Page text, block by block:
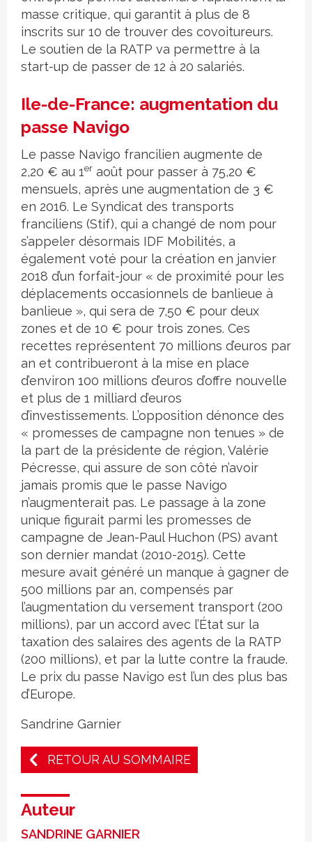
masse critique, qui garantit à plus de 8
inscrits sur 10 de trouver des covoitureurs.
Le soutien de la RATP va permettre à la
start-up de passer de 12 à 20 salariés.
Ile-de-France: augmentation du
passe Navigo
Le passe Navigo francilien augmente de
2,20 € au 1er août pour passer à 75,20 €
mensuels, après une augmentation de 3 €
en 2016. Le Syndicat des transports
franciliens (Stif), qui a changé de nom pour
s’appeler désormais IDF Mobilités, a
également voté pour la création en janvier
2018 d’un forfait-jour « de proximité pour les
déplacements occasionnels de banlieue à
banlieue », qui sera de 7,50 € pour deux
zones et de 10 € pour trois zones. Ces
recettes représentent 70 millions d’euros par
an et contribueront à la mise en place
d’environ 100 millions d’euros d’offre nouvelle
et plus de 1 milliard d’euros
d’investissements. L’opposition dénonce des
« promesses de campagne non tenues » de
la part de la présidente de région, Valérie
Pécresse, qui assure de son côté n’avoir
jamais promis que le passe Navigo
n’augmenterait pas. Le passage à la zone
unique figurait parmi les promesses de
campagne de Jean-Paul Huchon (PS) avant
son dernier mandat (2010-2015). Cette
mesure avait généré un manque à gagner de
500 millions par an, compensés par
l’augmentation du versement transport (200
millions), par un accord avec l’État sur la
taxation des salaires des agents de la RATP
(200 millions), et par la lutte contre la fraude.
Le prix du passe Navigo est l’un des plus bas
d’Europe.
Sandrine Garnier
RETOUR AU SOMMAIRE
Auteur
SANDRINE GARNIER